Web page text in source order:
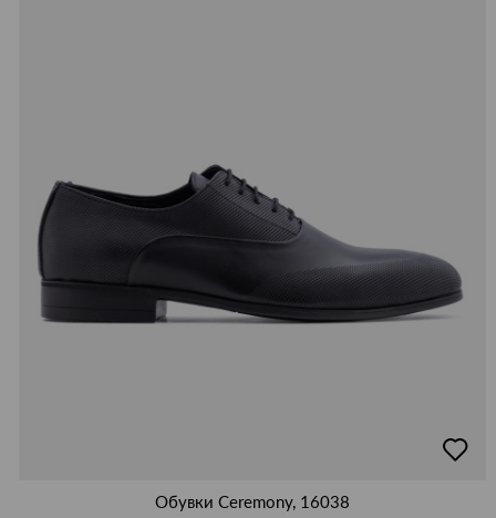
в
Обувки Ceremony, 16038